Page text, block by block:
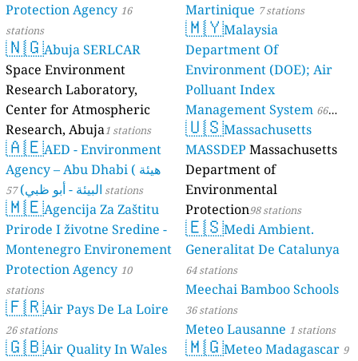
Protection Agency 16
stations
🇳🇬Abuja SERLCAR
Space Environment
Research Laboratory,
Center for Atmospheric
Research, Abuja1 stations
🇦🇪AED - Environment
Agency – Abu Dhabi ( هيئة
البيئة - أبو ظبي) 57 stations
🇲🇪Agencija Za Zaštitu
Prirode I životne Sredine -
Montenegro Environement
Protection Agency 10
stations
🇫🇷Air Pays De La Loire
26 stations
🇬🇧Air Quality In Wales
Martinique 7 stations
🇲🇾Malaysia
Department Of
Environment (DOE); Air
Polluant Index
Management System 66
stations
🇺🇸Massachusetts
MASSDEP Massachusetts
Department of
Environmental
Protection98 stations
🇪🇸Medi Ambient.
Generalitat De Catalunya
64 stations
Meechai Bamboo Schools
36 stations
Meteo Lausanne 1 stations
🇲🇬Meteo Madagascar 9